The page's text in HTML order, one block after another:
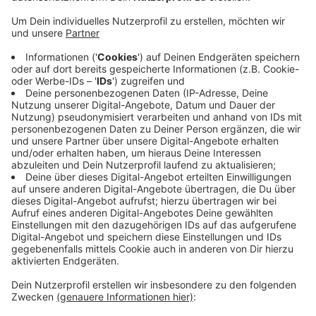
bekommen.
Veröffentlicht:Sonntag, 01.03.2026 13:36
Anzeige
Damit würdigt der Verein "Kinderfreundliche
Kommune" die Umsetzung der Kinderrechtskonvention
in Wachtberg. Das heißt, die Politik dort will Rechte,
Interessen und Perspektiven von Kindern und
Jugendlichen jetzt verstärkt bei Entscheidungen in
den Blick nehmen. Ob das auch eingehalten wird, wird
jetzt auch regelmäßig überprüft.
Anzeige